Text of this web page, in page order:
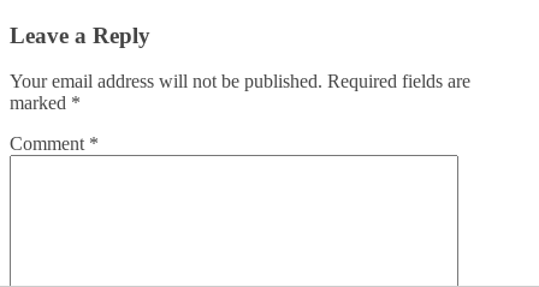
Leave a Reply
Your email address will not be published. Required fields are
marked *
Comment *